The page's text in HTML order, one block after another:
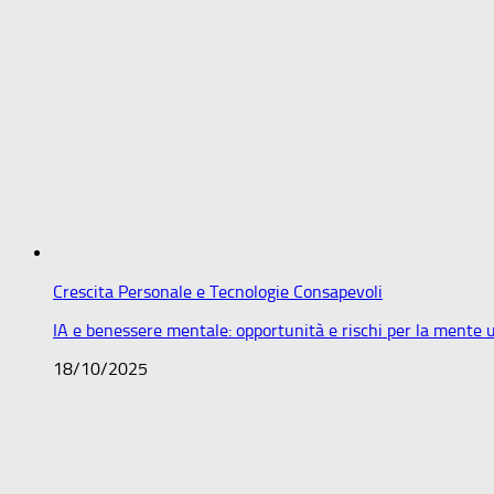
Crescita Personale e Tecnologie Consapevoli
IA e benessere mentale: opportunità e rischi per la mente
18/10/2025